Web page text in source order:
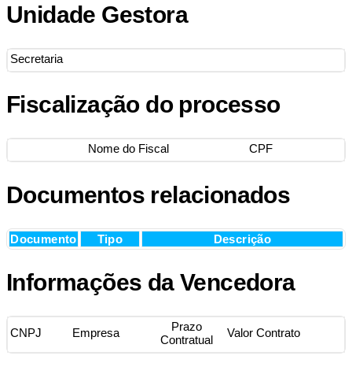
Unidade Gestora
Secretaria
Fiscalização do processo
Nome do Fiscal CPF
Documentos relacionados
Documento Tipo Descrição
Informações da Vencedora
CNPJ Empresa
Prazo
Contratual
Valor Contrato